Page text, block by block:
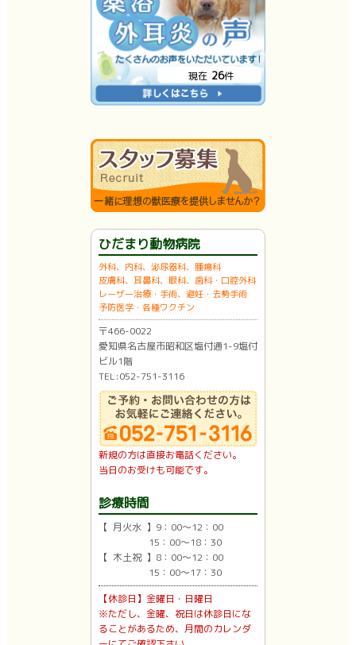
現在 26件
ひだまり動物病院
外科、内科、泌尿器科、腫瘍科
皮膚科、耳鼻科、眼科、歯科・口腔外科
レーザー治療・手術、避妊・去勢手術
予防医学・各種ワクチン
〒466-0022
愛知県名古屋市昭和区塩付通1-9塩付
ビル1階
TEL:052-751-3116
新規の方は直接お電話ください。
当日のお受けも可能です。
診療時間
【 月火水 】9：00〜12：00
15：00〜18：30
【 木土祝 】8：00〜12：00
15：00〜17：30
【休診日】金曜日・日曜日
※ただし、金曜、祝日は休診日にな
ることがあるため、月間のカレンダ